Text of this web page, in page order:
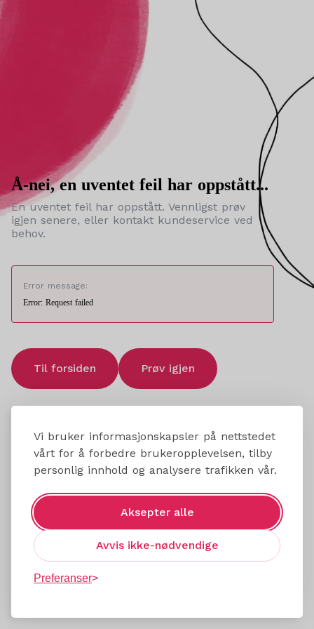
Vi bruker informasjonskapsler på nettstedet
vårt for å forbedre brukeropplevelsen, tilby
personlig innhold og analysere trafikken vår.
Aksepter alle
Avvis ikke-nødvendige
Preferanser
Å-nei, en uventet feil har oppstått...
En uventet feil har oppstått. Vennligst prøv
igjen senere, eller kontakt kundeservice ved
behov.
Error message:
Error: Request failed
Til forsiden Prøv igjen